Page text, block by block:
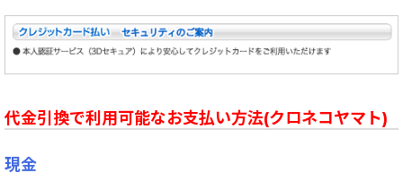
代金引換で利用可能なお支払い方法(クロネコヤマト)
現金